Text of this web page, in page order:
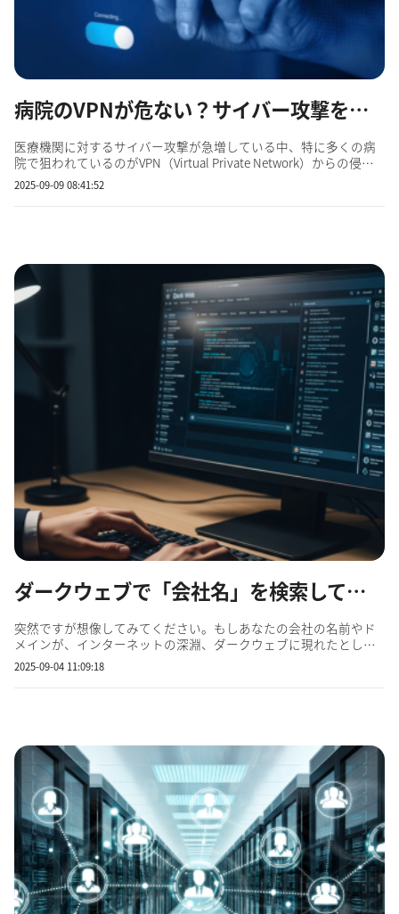
病院のVPNが危ない？サイバー攻撃を防ぐための対策とリスクを解説
医療機関に対するサイバー攻撃が急増している中、特に多くの病
院で狙われているのがVPN（Virtual Private Network）からの侵入
です。外部から内部ネットワークにアクセスできる利便性の裏側
で、VPNはサイバー攻撃の裏口にもなり得る存在です。実際に、国
2025-09-09 08:41:52
ダークウェブで「会社名」を検索してみた ～発見される情報と対処法～
突然ですが想像してみてください。もしあなたの会社の名前やド
メインが、インターネットの深淵、ダークウェブに現れたとした
ら？ 「まさか、うちの会社に限って」と思われた方もいらっしゃ
るかもしれません。しかし、残念ながらその可能性はゼロではあ
2025-09-04 11:09:18